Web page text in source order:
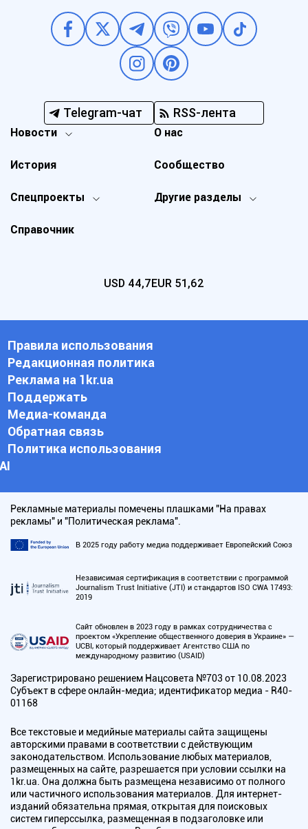
Telegram-чат RSS-лента
Новости
Спецпроекты Другие разделы
История
О нас
Справочник
Сообщество
USD 44,7EUR 51,62
Правила использования
Редакционная политика
Реклама на 1kr.ua
Поддержать
Медиа-команда
Обратная связь
Политика использования
АI
Рекламные материалы помечены плашками "На правах
рекламы" и "Политическая реклама".
В 2025 году работу медиа поддерживает Европейский Союз
Независимая сертификация в соответствии с программой
Journalism Trust Initiative (JTI) и стандартов ISO CWA 17493:
2019
Сайт обновлен в 2023 году в рамках сотрудничества с
проектом «Укрепление общественного доверия в Украине» —
UCBI, который поддерживает Агентство США по
международному развитию (USAID)
Зарегистрировано решением Нацсовета №703 от 10.08.2023
Субъект в сфере онлайн-медиа; идентификатор медиа - R40-
01168
Все текстовые и медийные материалы сайта защищены
авторскими правами в соответствии с действующим
законодательством. Использование любых материалов,
размещенных на сайте, разрешается при условии ссылки на
1kr.ua. Она должна быть размещена независимо от полного
или частичного использования материалов. Для интернет-
изданий обязательна прямая, открытая для поисковых
систем гиперссылка, размещенная в подзаголовке или